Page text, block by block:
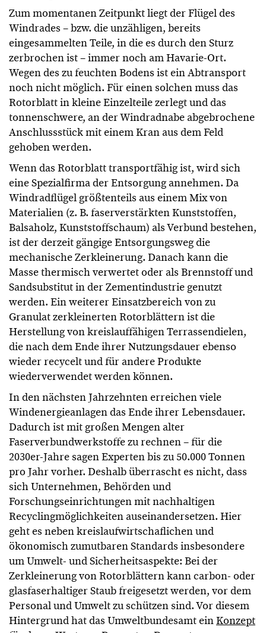
Zum momentanen Zeitpunkt liegt der Flügel des
Windrades – bzw. die unzähligen, bereits
eingesammelten Teile, in die es durch den Sturz
zerbrochen ist – immer noch am Havarie-Ort.
Wegen des zu feuchten Bodens ist ein Abtransport
noch nicht möglich. Für einen solchen muss das
Rotorblatt in kleine Einzelteile zerlegt und das
tonnenschwere, an der Windradnabe abgebrochene
Anschlussstück mit einem Kran aus dem Feld
gehoben werden.
Wenn das Rotorblatt transportfähig ist, wird sich
eine Spezialfirma der Entsorgung annehmen. Da
Windradflügel größtenteils aus einem Mix von
Materialien (z. B. faserverstärkten Kunststoffen,
Balsaholz, Kunststoffschaum) als Verbund bestehen,
ist der derzeit gängige Entsorgungsweg die
mechanische Zerkleinerung. Danach kann die
Masse thermisch verwertet oder als Brennstoff und
Sandsubstitut in der Zementindustrie genutzt
werden. Ein weiterer Einsatzbereich von zu
Granulat zerkleinerten Rotorblättern ist die
Herstellung von kreislauffähigen Terrassendielen,
die nach dem Ende ihrer Nutzungsdauer ebenso
wieder recycelt und für andere Produkte
wiederverwendet werden können.
In den nächsten Jahrzehnten erreichen viele
Windenergieanlagen das Ende ihrer Lebensdauer.
Dadurch ist mit großen Mengen alter
Faserverbundwerkstoffe zu rechnen – für die
2030er-Jahre sagen Experten bis zu 50.000 Tonnen
pro Jahr vorher. Deshalb überrascht es nicht, dass
sich Unternehmen, Behörden und
Forschungseinrichtungen mit nachhaltigen
Recyclingmöglichkeiten auseinandersetzen. Hier
geht es neben kreislaufwirtschaflichen und
ökonomisch zumutbaren Standards insbesondere
um Umwelt- und Sicherheitsaspekte: Bei der
Zerkleinerung von Rotorblättern kann carbon- oder
glasfaserhaltiger Staub freigesetzt werden, vor dem
Personal und Umwelt zu schützen sind. Vor diesem
Hintergrund hat das Umweltbundesamt einKonzept